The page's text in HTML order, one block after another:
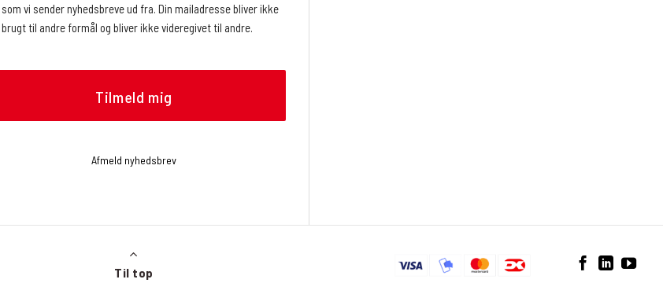
som vi sender nyhedsbreve ud fra. Din mailadresse bliver ikke
brugt til andre formål og bliver ikke videregivet til andre.
(dato og tidspunkt), og hvilke links der klikkes på, om det
gøres fra en mobilenhed eller en browser, og operativsystem.
nyhedsbrev” nederst i det seneste nyhedsbrev. Du kan læse
Afmeld nyhedsbrev
Til top